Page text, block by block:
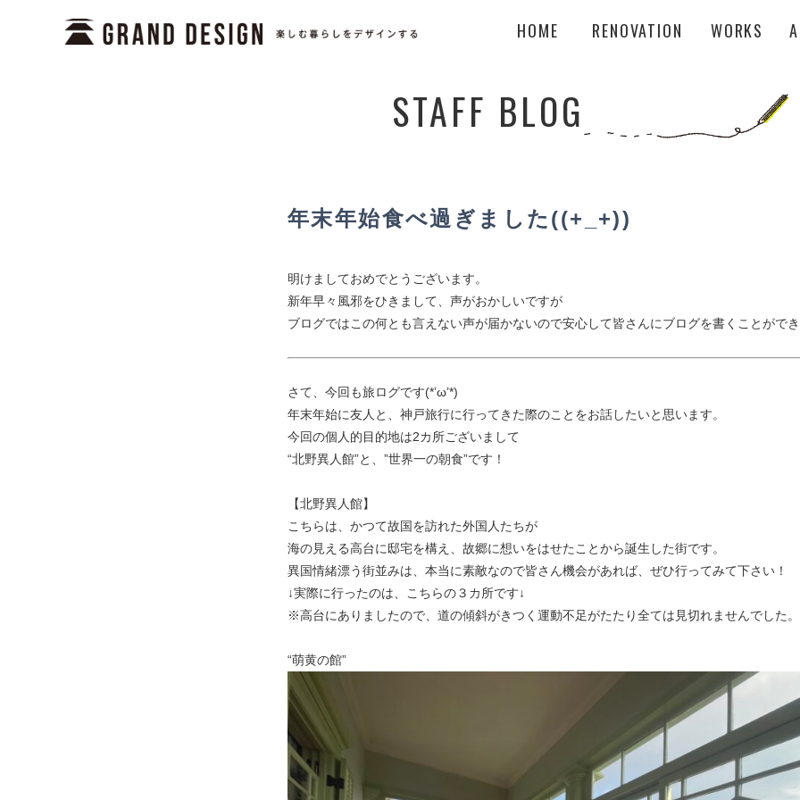
HOME RENOVATION WORKS
STAFF BLOG
年末年始食べ過ぎました((+_+))
明けましておめでとうございます。
新年早々風邪をひきまして、声がおかしいですが
ブログではこの何とも言えない声が届かないので安心して皆さんにブログを書くことがで
さて、今回も旅ログです(*’ω’*)
年末年始に友人と、神戸旅行に行ってきた際のことをお話したいと思います。
今回の個人的目的地は2カ所ございまして
“北野異人館”と、”世界一の朝食”です！
【北野異人館】
こちらは、かつて故国を訪れた外国人たちが
海の見える高台に邸宅を構え、故郷に想いをはせたことから誕生した街です。
異国情緒漂う街並みは、本当に素敵なので皆さん機会があれば、ぜひ行ってみて下さい！
↓実際に行ったのは、こちらの３カ所です↓
※高台にありましたので、道の傾斜がきつく運動不足がたたり全ては見切れませんでした
“萌黄の館”